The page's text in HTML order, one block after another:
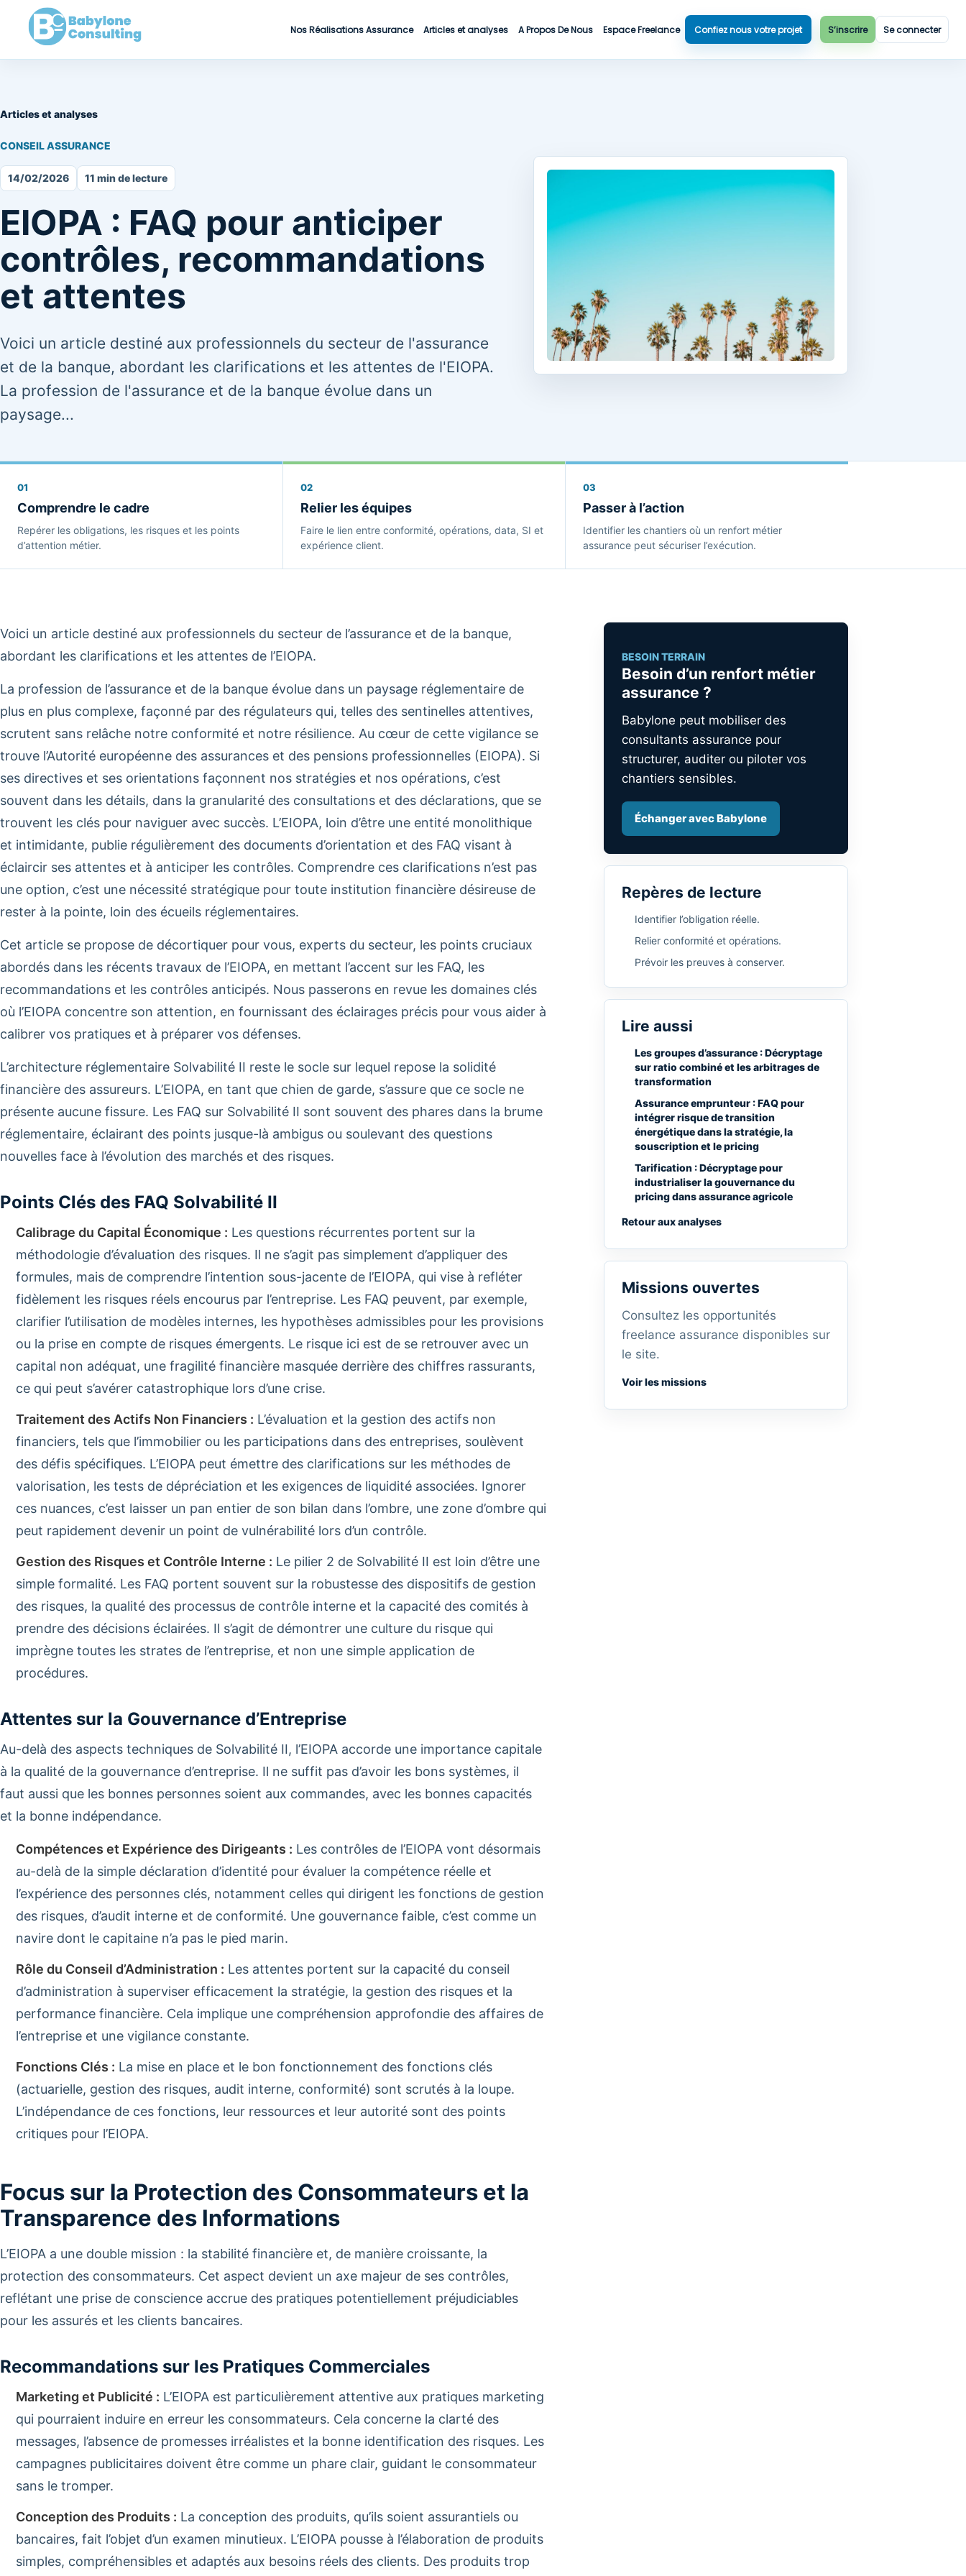
Nos Réalisations Assurance Articles et analyses A Propos De Nous Espace Freelance Confiez nous votre projet S’inscrire Se connecter
Articles et analyses
CONSEIL ASSURANCE
14/02/2026 11 min de lecture
EIOPA : FAQ pour anticiper
contrôles, recommandations
et attentes
Voici un article destiné aux professionnels du secteur de l'assurance
et de la banque, abordant les clarifications et les attentes de l'EIOPA.
La profession de l'assurance et de la banque évolue dans un
paysage...
01
Comprendre le cadre
Repérer les obligations, les risques et les points
d’attention métier.
02
Relier les équipes
Faire le lien entre conformité, opérations, data, SI et
expérience client.
03
Passer à l’action
Identifier les chantiers où un renfort métier
assurance peut sécuriser l’exécution.
Voici un article destiné aux professionnels du secteur de l’assurance et de la banque,
abordant les clarifications et les attentes de l’EIOPA.
La profession de l’assurance et de la banque évolue dans un paysage réglementaire de
plus en plus complexe, façonné par des régulateurs qui, telles des sentinelles attentives,
scrutent sans relâche notre conformité et notre résilience. Au cœur de cette vigilance se
trouve l’Autorité européenne des assurances et des pensions professionnelles (EIOPA). Si
ses directives et ses orientations façonnent nos stratégies et nos opérations, c’est
souvent dans les détails, dans la granularité des consultations et des déclarations, que se
trouvent les clés pour naviguer avec succès. L’EIOPA, loin d’être une entité monolithique
et intimidante, publie régulièrement des documents d’orientation et des FAQ visant à
éclaircir ses attentes et à anticiper les contrôles. Comprendre ces clarifications n’est pas
une option, c’est une nécessité stratégique pour toute institution financière désireuse de
rester à la pointe, loin des écueils réglementaires.
Cet article se propose de décortiquer pour vous, experts du secteur, les points cruciaux
abordés dans les récents travaux de l’EIOPA, en mettant l’accent sur les FAQ, les
recommandations et les contrôles anticipés. Nous passerons en revue les domaines clés
où l’EIOPA concentre son attention, en fournissant des éclairages précis pour vous aider à
calibrer vos pratiques et à préparer vos défenses.
L’architecture réglementaire Solvabilité II reste le socle sur lequel repose la solidité
financière des assureurs. L’EIOPA, en tant que chien de garde, s’assure que ce socle ne
présente aucune fissure. Les FAQ sur Solvabilité II sont souvent des phares dans la brume
réglementaire, éclairant des points jusque-là ambigus ou soulevant des questions
nouvelles face à l’évolution des marchés et des risques.
Points Clés des FAQ Solvabilité II
Calibrage du Capital Économique : Les questions récurrentes portent sur la
méthodologie d’évaluation des risques. Il ne s’agit pas simplement d’appliquer des
formules, mais de comprendre l’intention sous-jacente de l’EIOPA, qui vise à refléter
fidèlement les risques réels encourus par l’entreprise. Les FAQ peuvent, par exemple,
clarifier l’utilisation de modèles internes, les hypothèses admissibles pour les provisions
ou la prise en compte de risques émergents. Le risque ici est de se retrouver avec un
capital non adéquat, une fragilité financière masquée derrière des chiffres rassurants,
ce qui peut s’avérer catastrophique lors d’une crise.
Traitement des Actifs Non Financiers : L’évaluation et la gestion des actifs non
financiers, tels que l’immobilier ou les participations dans des entreprises, soulèvent
des défis spécifiques. L’EIOPA peut émettre des clarifications sur les méthodes de
valorisation, les tests de dépréciation et les exigences de liquidité associées. Ignorer
ces nuances, c’est laisser un pan entier de son bilan dans l’ombre, une zone d’ombre qui
peut rapidement devenir un point de vulnérabilité lors d’un contrôle.
Gestion des Risques et Contrôle Interne : Le pilier 2 de Solvabilité II est loin d’être une
simple formalité. Les FAQ portent souvent sur la robustesse des dispositifs de gestion
des risques, la qualité des processus de contrôle interne et la capacité des comités à
prendre des décisions éclairées. Il s’agit de démontrer une culture du risque qui
imprègne toutes les strates de l’entreprise, et non une simple application de
procédures.
Attentes sur la Gouvernance d’Entreprise
Au-delà des aspects techniques de Solvabilité II, l’EIOPA accorde une importance capitale
à la qualité de la gouvernance d’entreprise. Il ne suffit pas d’avoir les bons systèmes, il
faut aussi que les bonnes personnes soient aux commandes, avec les bonnes capacités
et la bonne indépendance.
Compétences et Expérience des Dirigeants : Les contrôles de l’EIOPA vont désormais
au-delà de la simple déclaration d’identité pour évaluer la compétence réelle et
l’expérience des personnes clés, notamment celles qui dirigent les fonctions de gestion
des risques, d’audit interne et de conformité. Une gouvernance faible, c’est comme un
navire dont le capitaine n’a pas le pied marin.
Rôle du Conseil d’Administration : Les attentes portent sur la capacité du conseil
d’administration à superviser efficacement la stratégie, la gestion des risques et la
performance financière. Cela implique une compréhension approfondie des affaires de
l’entreprise et une vigilance constante.
Fonctions Clés : La mise en place et le bon fonctionnement des fonctions clés
(actuarielle, gestion des risques, audit interne, conformité) sont scrutés à la loupe.
L’indépendance de ces fonctions, leur ressources et leur autorité sont des points
critiques pour l’EIOPA.
Focus sur la Protection des Consommateurs et la
Transparence des Informations
L’EIOPA a une double mission : la stabilité financière et, de manière croissante, la
protection des consommateurs. Cet aspect devient un axe majeur de ses contrôles,
reflétant une prise de conscience accrue des pratiques potentiellement préjudiciables
pour les assurés et les clients bancaires.
Recommandations sur les Pratiques Commerciales
Marketing et Publicité : L’EIOPA est particulièrement attentive aux pratiques marketing
qui pourraient induire en erreur les consommateurs. Cela concerne la clarté des
messages, l’absence de promesses irréalistes et la bonne identification des risques. Les
campagnes publicitaires doivent être comme un phare clair, guidant le consommateur
sans le tromper.
Conception des Produits : La conception des produits, qu’ils soient assurantiels ou
bancaires, fait l’objet d’un examen minutieux. L’EIOPA pousse à l’élaboration de produits
simples, compréhensibles et adaptés aux besoins réels des clients. Des produits trop
BESOIN TERRAIN
Besoin d’un renfort métier
assurance ?
Babylone peut mobiliser des
consultants assurance pour
structurer, auditer ou piloter vos
chantiers sensibles.
Échanger avec Babylone
Repères de lecture
Identifier l’obligation réelle.
Relier conformité et opérations.
Prévoir les preuves à conserver.
Lire aussi
Les groupes d’assurance : Décryptage
sur ratio combiné et les arbitrages de
transformation
Assurance emprunteur : FAQ pour
intégrer risque de transition
énergétique dans la stratégie, la
souscription et le pricing
Tarification : Décryptage pour
industrialiser la gouvernance du
pricing dans assurance agricole
Retour aux analyses
Missions ouvertes
Consultez les opportunités
freelance assurance disponibles sur
le site.
Voir les missions